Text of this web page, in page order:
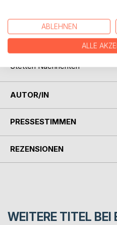
"Frau Dreher-Richels sucht
einerseits die Meditation und
versprüht sie in ihrer Literatur
sprudelndes Temperament".
Stetten Nachrichten
AUTOR/IN
PRESSESTIMMEN
REZENSIONEN
WEITERE TITEL BEI
ABLEHNEN
ALLE